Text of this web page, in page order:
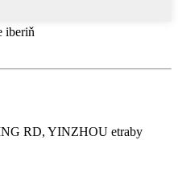
iberiň
RD, YINZHOU etraby